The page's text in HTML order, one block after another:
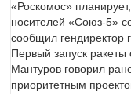
«Роскомос»
носителей «Союз-5»
сообщил гендиректор
Первый запуск
Мантуров говорил
приоритетным